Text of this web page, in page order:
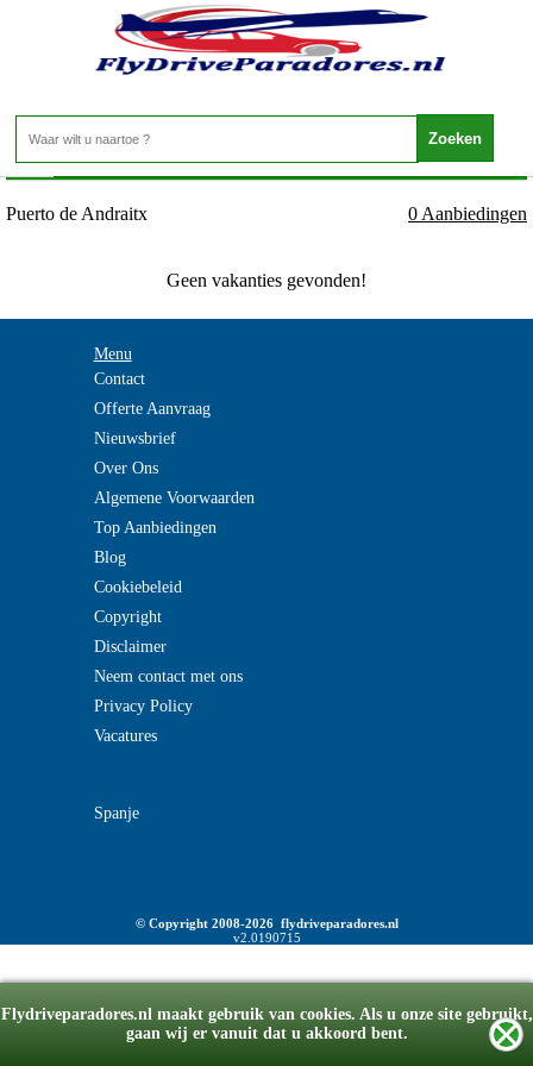
Flydriveparadores.nl maakt gebruik van cookies. Als u onze site gebruikt,
gaan wij er vanuit dat u akkoord bent.
Spanje - Mallorca - Puerto de Andraitx
Home>
Puerto de Andraitx 0 Aanbiedingen
Geen vakanties gevonden!
Menu
Contact
Offerte Aanvraag
Nieuwsbrief
Over Ons
Algemene Voorwaarden
Top Aanbiedingen
Blog
Cookiebeleid
Copyright
Disclaimer
Neem contact met ons
Privacy Policy
Vacatures
Spanje
© Copyright 2008-2026 flydriveparadores.nl
v2.0190715